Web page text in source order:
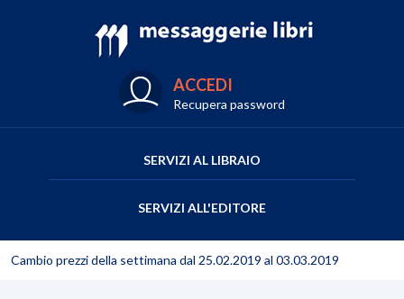
ACCEDI
Recupera password
SERVIZI AL LIBRAIO
SERVIZI ALL'EDITORE
Cambio prezzi della settimana dal 25.02.2019 al 03.03.2019